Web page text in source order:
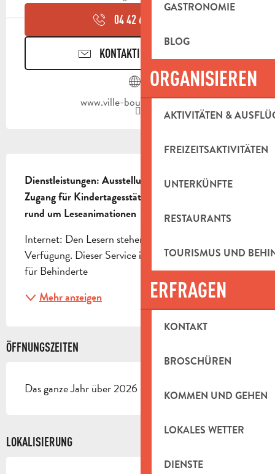
GASTRONOMIE
BLOG
ORGANISIEREN
AKTIVITÄTEN &
FREIZEITSAKTIVITÄTEN
UNTERKÜNFTE
RESTAURANTS
TOURISMUS UND
ERFRAGEN
KONTAKT
BROSCHÜREN
KOMMEN UND GEHEN
LOKALES WETTER
DIENSTE
04 42 62 33
KONTAKTIEREN SIE UNS
www.ville-bouilladisse.com
Dienstleistungen: Ausstellungen - Märchenstunde -
Zugang für Kindertagesstätten und Schulklassen
rund um Leseanimationen
Internet: Den Lesern stehen 2 Arbeitsplätze zur
Verfügung. Dieser Service ist kostenlos. Zugänglich
für Behinderte
Mehr anzeigen
ÖFFNUNGSZEITEN
Das ganze Jahr über 2026 - Geöffnet jeden tag
LOKALISIERUNG